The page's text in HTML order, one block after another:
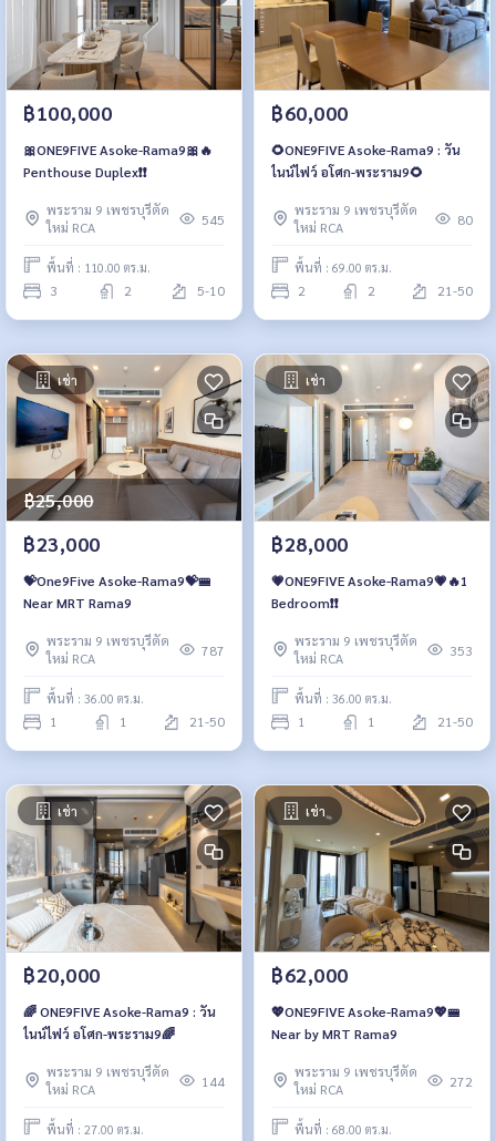
฿100,000
🎀ONE9FIVE Asoke-Rama9🎀🔥
Penthouse Duplex❗️❗️
พระราม 9 เพชรบุรีตัด
ใหม่ RCA
545
พื้นที่ : 110.00 ตร.ม.
3 2 5-10
฿60,000
🌻ONE9FIVE Asoke-Rama9 : วัน
ไนน์ไฟว์ อโศก-พระราม9🌻
พระราม 9 เพชรบุรีตัด
ใหม่ RCA
80
พื้นที่ : 69.00 ตร.ม.
2 2 21-50
เช่า
฿25,000
฿23,000
💝One9Five Asoke-Rama9💝🚝
Near MRT Rama9
พระราม 9 เพชรบุรีตัด
ใหม่ RCA
787
พื้นที่ : 36.00 ตร.ม.
1 1 21-50
เช่า
฿28,000
💗ONE9FIVE Asoke-Rama9💗🔥1
Bedroom❗️❗️
พระราม 9 เพชรบุรีตัด
ใหม่ RCA
353
พื้นที่ : 36.00 ตร.ม.
1 1 21-50
เช่า
฿20,000
🌈 ONE9FIVE Asoke-Rama9 : วัน
ไนน์ไฟว์ อโศก-พระราม9🌈
พระราม 9 เพชรบุรีตัด
ใหม่ RCA
144
พื้นที่ : 27.00 ตร.ม.
เช่า
฿62,000
💖ONE9FIVE Asoke-Rama9💖🚝
Near by MRT Rama9
พระราม 9 เพชรบุรีตัด
ใหม่ RCA
272
พื้นที่ : 68.00 ตร.ม.